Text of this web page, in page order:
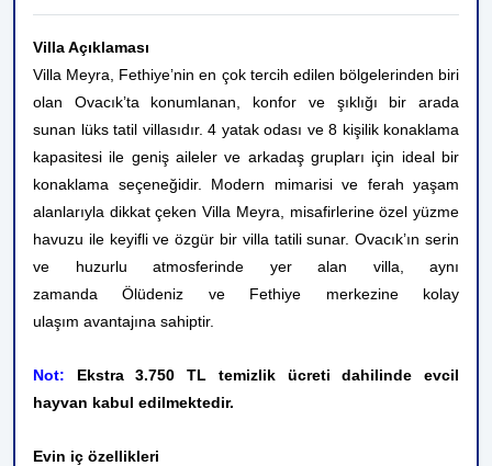
Villa Açıklaması
Villa Meyra, Fethiye’nin en çok tercih edilen bölgelerinden biri
olan Ovacık’ta konumlanan, konfor ve şıklığı bir arada
sunan lüks tatil villasıdır. 4 yatak odası ve 8 kişilik konaklama
kapasitesi ile geniş aileler ve arkadaş grupları için ideal bir
konaklama seçeneğidir. Modern mimarisi ve ferah yaşam
alanlarıyla dikkat çeken Villa Meyra, misafirlerine özel yüzme
havuzu ile keyifli ve özgür bir villa tatili sunar. Ovacık’ın serin
ve huzurlu atmosferinde yer alan villa, aynı
zamanda Ölüdeniz ve Fethiye merkezine kolay
ulaşım avantajına sahiptir.
Not: Ekstra 3.750 TL temizlik ücreti dahilinde evcil
hayvan kabul edilmektedir.
Evin iç özellikleri